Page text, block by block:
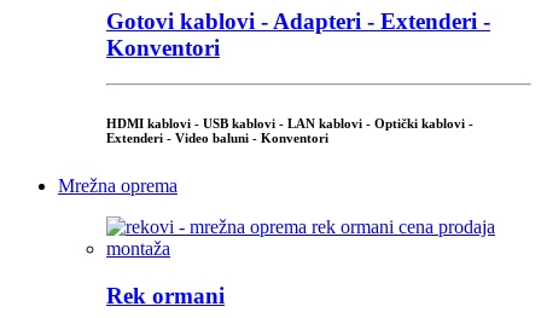
Gotovi kablovi - Adapteri - Extenderi -
Konventori
HDMI kablovi - USB kablovi - LAN kablovi - Optički kablovi -
Extenderi - Video baluni - Konventori
Mrežna oprema
Rek ormani